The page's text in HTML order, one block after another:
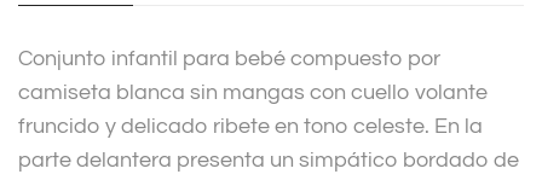
Conjunto infantil para bebé compuesto por
camiseta blanca sin mangas con cuello volante
fruncido y delicado ribete en tono celeste. En la
parte delantera presenta un simpático bordado de